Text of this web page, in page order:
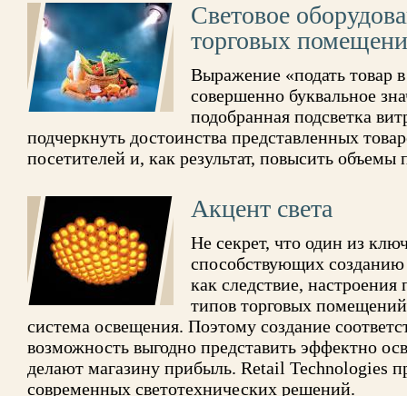
Световое
торговых
Выражение «подать товар
совершенно буквальное
подобранная подсветка
подчеркнуть достоинства представленных
посетителей и, как результат, повысить объемы
Акцент света
Не секрет, что один из
способствующих
как следствие,
типов торговых
система освещения. Поэтому создание
возможность выгодно представить эффектно
делают магазину прибыль. Retail Technologies
современных светотехнических решений.